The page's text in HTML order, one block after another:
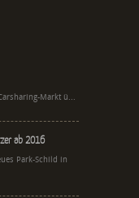
Markt ü...
ab 2016
Park-Schild in